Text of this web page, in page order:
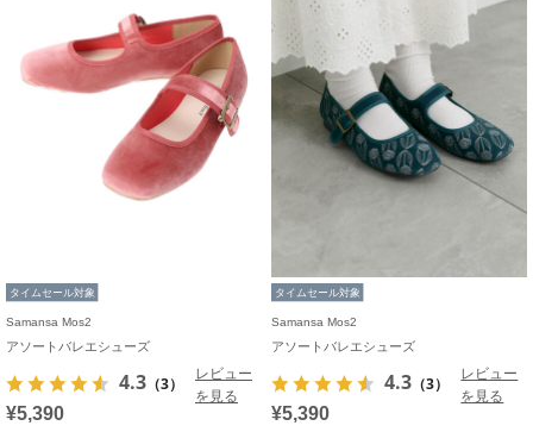
タイムセール対象
Samansa Mos2
アソートバレエシューズ
4.3 （3）
レビュー
を見る
¥5,390
タイムセール対象
Samansa Mos2
アソートバレエシューズ
4.3 （3）
レビュー
を見る
¥5,390